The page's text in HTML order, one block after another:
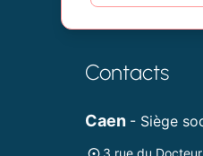
Contacts
Caen - Siège
3 rue du